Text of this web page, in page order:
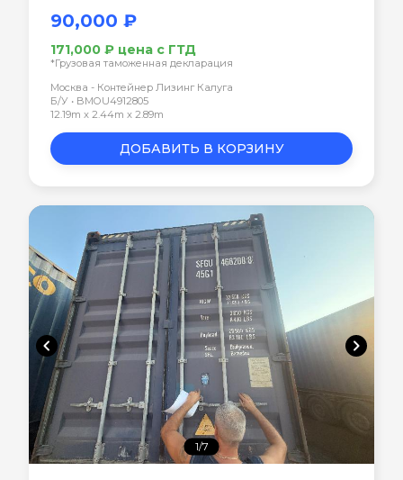
90,000 ₽
171,000 ₽ цена с ГТД
*Грузовая таможенная декларация
Москва - Контейнер Лизинг Калуга
Б/У • BMOU4912805
12.19m x 2.44m x 2.89m
ДОБАВИТЬ В КОРЗИНУ
chevron_left chevron_right
1/7